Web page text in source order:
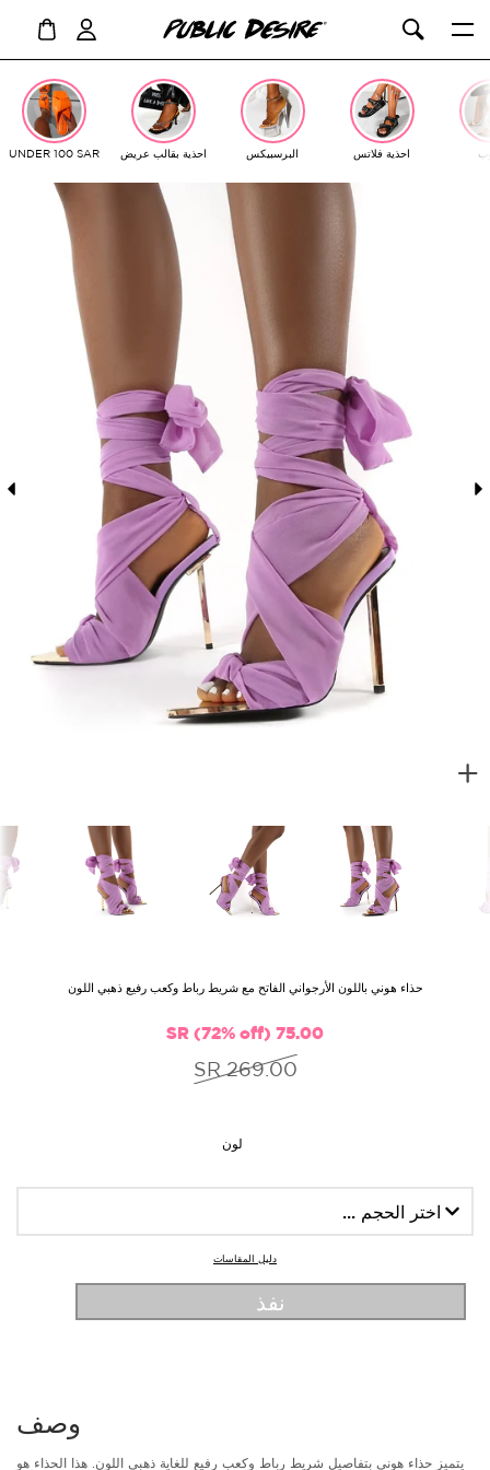
احذية فلاتس البرسبيكس احذية بقالب عريض UNDER 100 SAR
حذاء هوني باللون الأرجواني الفاتح مع شريط رباط وكعب رفيع ذهبي اللون
75.00 SR (72% off)
269.00 SR
لون
دليل المقاسات
نفذ
وصف
يتميز حذاء هوني بتفاصيل شريط رباط وكعب رفيع للغاية ذهبي اللون. هذا الحذاء هو